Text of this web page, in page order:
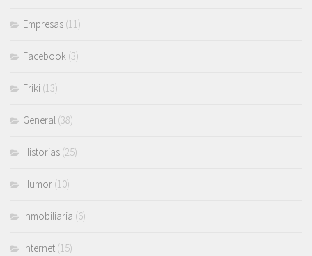
Empresas (11)
Facebook (3)
Friki (13)
General (38)
Historias (25)
Humor (10)
Inmobiliaria (6)
Internet (15)